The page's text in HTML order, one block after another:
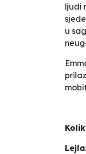
ljudi
u